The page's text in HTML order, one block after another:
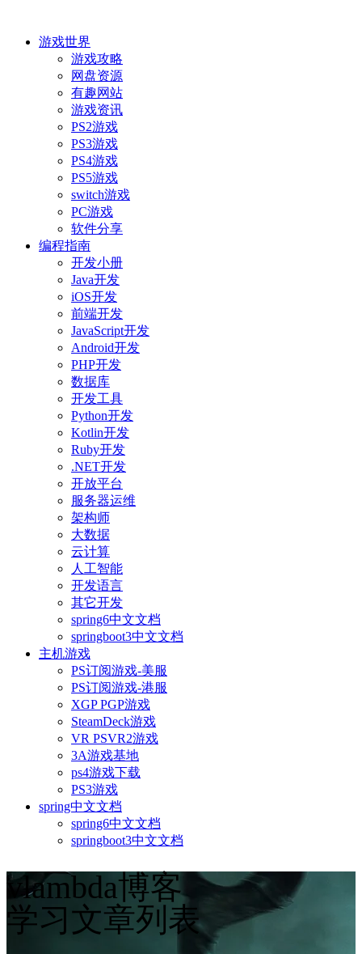
游戏世界
游戏攻略
网盘资源
有趣网站
游戏资讯
PS2游戏
PS3游戏
PS4游戏
PS5游戏
switch游戏
PC游戏
软件分享
编程指南
开发小册
Java开发
iOS开发
前端开发
JavaScript开发
Android开发
PHP开发
数据库
开发工具
Python开发
Kotlin开发
Ruby开发
.NET开发
开放平台
服务器运维
架构师
大数据
云计算
人工智能
开发语言
其它开发
spring6中文文档
springboot3中文文档
主机游戏
PS订阅游戏-美服
PS订阅游戏-港服
XGP PGP游戏
SteamDeck游戏
VR PSVR2游戏
3A游戏基地
ps4游戏下载
PS3游戏
spring中文文档
spring6中文文档
springboot3中文文档
vlambda博客
学习文章列表